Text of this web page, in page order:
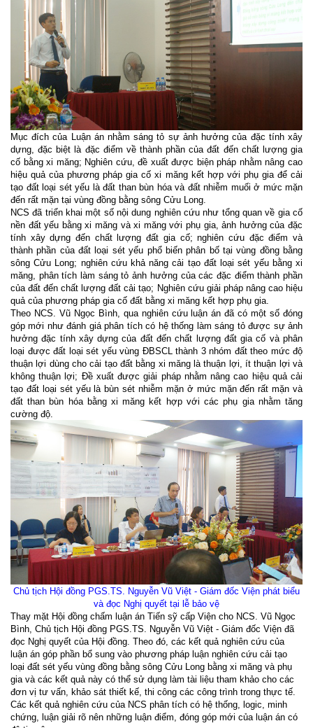
Mục đích của Luận án nhằm sáng tỏ sự ảnh hưởng của đặc tính xây
dựng, đặc biệt là đặc điểm về thành phần của đất đến chất lượng gia
cố bằng xi măng; Nghiên cứu, đề xuất được biện pháp nhằm nâng cao
hiệu quả của phương pháp gia cố xi măng kết hợp với phụ gia để cải
tạo đất loại sét yếu là đất than bùn hóa và đất nhiễm muối ở mức mặn
đến rất mặn tại vùng đồng bằng sông Cửu Long.
NCS đã triển khai một số nội dung nghiên cứu như tổng quan về gia cố
nền đất yếu bằng xi măng và xi măng với phụ gia, ảnh hưởng của đặc
tính xây dựng đến chất lượng đất gia cố; nghiên cứu đặc điểm và
thành phần của đất loại sét yếu phổ biến phân bố tại vùng đồng bằng
sông Cửu Long; nghiên cứu khả năng cải tạo đất loại sét yếu bằng xi
măng, phân tích làm sáng tỏ ảnh hưởng của các đặc điểm thành phần
của đất đến chất lượng đất cải tạo; Nghiên cứu giải pháp nâng cao hiệu
quả của phương pháp gia cố đất bằng xi măng kết hợp phụ gia.
Theo NCS. Vũ Ngọc Bình, qua nghiên cứu luận án đã có một số đóng
góp mới như đánh giá phân tích có hệ thống làm sáng tỏ được sự ảnh
hưởng đặc tính xây dựng của đất đến chất lượng đất gia cố và phân
loại được đất loại sét yếu vùng ĐBSCL thành 3 nhóm đất theo mức độ
thuận lợi dùng cho cải tạo đất bằng xi măng là thuận lợi, ít thuận lợi và
không thuận lợi; Đề xuất được giải pháp nhằm nâng cao hiệu quả cải
tạo đất loại sét yếu là bùn sét nhiễm mặn ở mức mặn đến rất mặn và
đất than bùn hóa bằng xi măng kết hợp với các phụ gia nhằm tăng
cường độ.
Chủ tịch Hội đồng PGS.TS. Nguyễn Vũ Việt - Giám đốc Viện phát biểu
và đọc Nghị quyết tại lễ bảo vệ
Thay mặt Hội đồng chấm luận án Tiến sỹ cấp Viện cho NCS. Vũ Ngọc
Bình, Chủ tịch Hội đồng PGS.TS. Nguyễn Vũ Việt - Giám đốc Viện đã
đọc Nghị quyết của Hội đồng. Theo đó, các kết quả nghiên cứu của
luận án góp phần bổ sung vào phương pháp luận nghiên cứu cải tạo
loại đất sét yếu vùng đồng bằng sông Cửu Long bằng xi măng và phụ
gia và các kết quả này có thể sử dụng làm tài liệu tham khảo cho các
đơn vị tư vấn, khảo sát thiết kế, thi công các công trình trong thực tế.
Các kết quả nghiên cứu của NCS phân tích có hệ thống, logic, minh
chứng, luận giải rõ nên những luận điểm, đóng góp mới của luận án có